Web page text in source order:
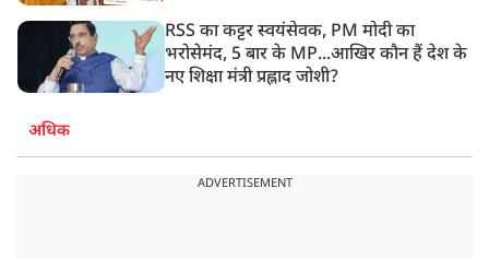
RSS का कट्टर स्वयंसेवक, PM मोदी का
भरोसेमंद, 5 बार के MP...आखिर कौन हैं देश के
नए शिक्षा मंत्री प्रह्लाद जोशी?
अधिक
ADVERTISEMENT